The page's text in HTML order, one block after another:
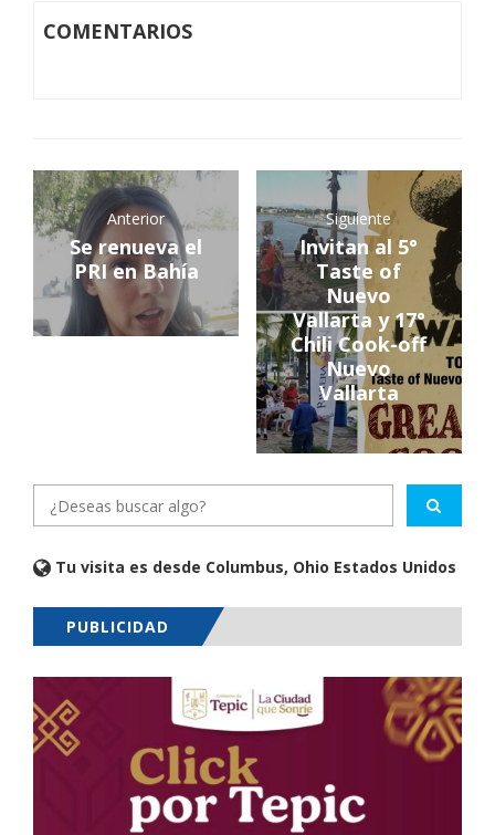
COMENTARIOS
Anterior
Se renueva el
PRI en Bahía
Siguiente
Invitan al 5°
Taste of
Nuevo
Vallarta y 17°
Chili Cook-off
Nuevo
Vallarta
Tu visita es desde Columbus, Ohio Estados Unidos
PUBLICIDAD